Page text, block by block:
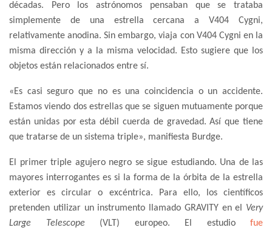
décadas. Pero los astrónomos pensaban que se trataba
simplemente de una estrella cercana a V404 Cygni,
relativamente anodina. Sin embargo, viaja con V404 Cygni en la
misma dirección y a la misma velocidad. Esto sugiere que los
objetos están relacionados entre sí.
«Es casi seguro que no es una coincidencia o un accidente.
Estamos viendo dos estrellas que se siguen mutuamente porque
están unidas por esta débil cuerda de gravedad. Así que tiene
que tratarse de un sistema triple», manifiesta Burdge.
El primer triple agujero negro se sigue estudiando. Una de las
mayores interrogantes es si la forma de la órbita de la estrella
exterior es circular o excéntrica. Para ello, los científicos
pretenden utilizar un instrumento llamado GRAVITY en el Very
Large Telescope (VLT) europeo. El estudio fue